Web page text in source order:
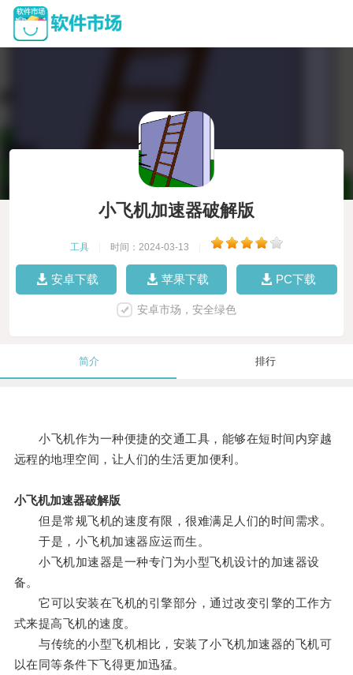
小飞机加速器破解版
工具 时间：2024-03-13
安卓下载 苹果下载 PC下载
安卓市场，安全绿色
简介 排行
小飞机作为一种便捷的交通工具，能够在短时间内穿越
远程的地理空间，让人们的生活更加便利。
小飞机加速器破解版
但是常规飞机的速度有限，很难满足人们的时间需求。
于是，小飞机加速器应运而生。
小飞机加速器是一种专门为小型飞机设计的加速器设
备。
它可以安装在飞机的引擎部分，通过改变引擎的工作方
式来提高飞机的速度。
与传统的小型飞机相比，安装了小飞机加速器的飞机可
以在同等条件下飞得更加迅猛。